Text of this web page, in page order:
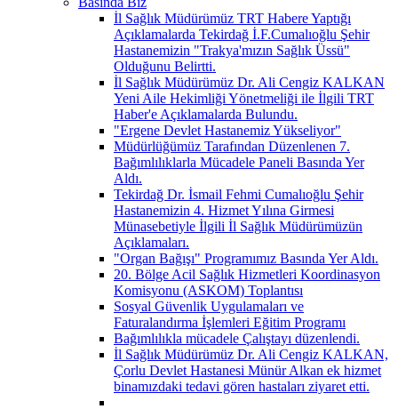
İl Sağlık Müdürümüz TRT Habere Yaptığı
Açıklamalarda Tekirdağ İ.F.Cumalıoğlu Şehir
Hastanemizin "Trakya'mızın Sağlık Üssü"
Olduğunu Belirtti.
İl Sağlık Müdürümüz Dr. Ali Cengiz KALKAN
Yeni Aile Hekimliği Yönetmeliği ile İlgili TRT
Haber'e Açıklamalarda Bulundu.
"Ergene Devlet Hastanemiz Yükseliyor"
Müdürlüğümüz Tarafından Düzenlenen 7.
Bağımlılıklarla Mücadele Paneli Basında Yer
Aldı.
Tekirdağ Dr. İsmail Fehmi Cumalıoğlu Şehir
Hastanemizin 4. Hizmet Yılına Girmesi
Münasebetiyle İlgili İl Sağlık Müdürümüzün
Açıklamaları.
"Organ Bağışı" Programımız Basında Yer Aldı.
20. Bölge Acil Sağlık Hizmetleri Koordinasyon
Komisyonu (ASKOM) Toplantısı
Sosyal Güvenlik Uygulamaları ve
Faturalandırma İşlemleri Eğitim Programı
Bağımlılıkla mücadele Çalıştayı düzenlendi.
İl Sağlık Müdürümüz Dr. Ali Cengiz KALKAN,
Çorlu Devlet Hastanesi Münür Alkan ek hizmet
binamızdaki tedavi gören hastaları ziyaret etti.